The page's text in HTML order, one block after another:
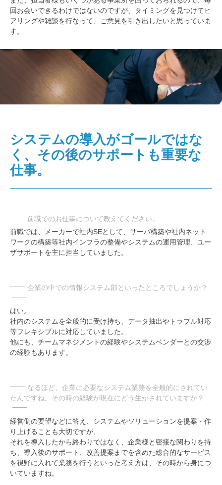
回お会いできるわけではないのですが、タイミングを見つけてヒ
アリングや雑談を行なって、ご意見を引き出したいと思っていま
す。
システムの導入がゴールではな
く、その後のサポートも重要な
仕事。
前職でのお仕事について教えてください。
前職では、メーカーで社内SEとして、サーバ構築や社内ネット
ワークの構築等社内インフラの整備やシステムの運用管理、ユー
ザサポートを主に担当していました。
企業の中での情報システム部といったところでしょうか？
はい。
社内のシステムを全般的に受け持ち、データ抽出やトラブル対応
等フレキシブルに対応していました。
他にも、チームマネジメントの経験やシステムベンダーとの交渉
の経験もあります。
なるほど。企業に必要なシステム業務を全般的にされてい
たんですね。その時の経験が現在にどう生かされていますか？
経営側の要望などに答え、システムやソリューションを提案・作
り上げることも大切ですが、
それを導入したから終わりではなく、企業様と密接な関わりを持
ち、導入後のサポート、改善提案までを含めた総合的なサービス
を視野に入れて業務を行うといった考え方は、その時から身につ
いていますね。